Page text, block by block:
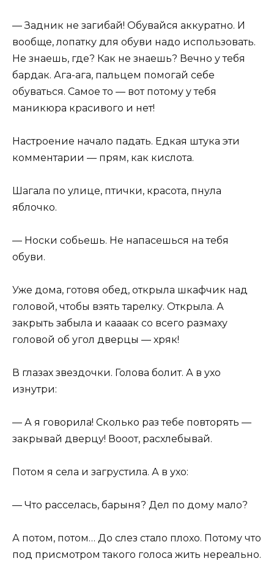
— Задник не загибай! Обувайся аккуратно. И
вообще, лопатку для обуви надо использовать.
Не знаешь, где? Как не знаешь? Вечно у тебя
бардак. Ага-ага, пальцем помогай себе
обуваться. Самое то — вот потому у тебя
маникюра красивого и нет!
Настроение начало падать. Едкая штука эти
комментарии — прям, как кислота.
Шагала по улице, птички, красота, пнула
яблочко.
— Носки собьешь. Не напасешься на тебя
обуви.
Уже дома, готовя обед, открыла шкафчик над
головой, чтобы взять тарелку. Открыла. А
закрыть забыла и каааак со всего размаху
головой об угол дверцы — хряк!
В глазах звездочки. Голова болит. А в ухо
изнутри:
— А я говорила! Сколько раз тебе повторять —
закрывай дверцу! Вооот, расхлебывай.
Потом я села и загрустила. А в ухо:
— Что расселась, барыня? Дел по дому мало?
А потом, потом… До слез стало плохо. Потому что
под присмотром такого голоса жить нереально.